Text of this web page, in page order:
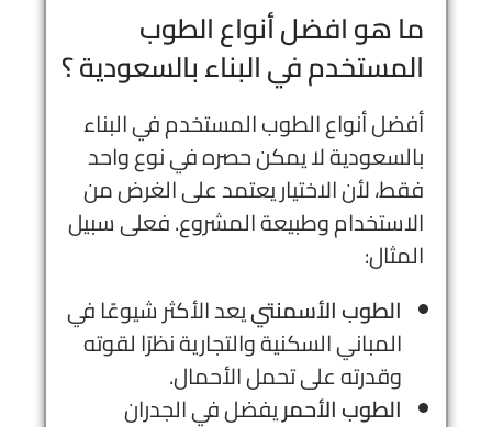
ما هو افضل أنواع الطوب
المستخدم في البناء بالسعودية ؟
أفضل أنواع الطوب المستخدم في البناء
بالسعودية لا يمكن حصره في نوع واحد
فقط، لأن الاختيار يعتمد على الغرض من
الاستخدام وطبيعة المشروع. فعلى سبيل
المثال:
الطوب الأسمنتييعد الأكثر شيوعًا في
المباني السكنية والتجارية نظرًا لقوته
وقدرته على تحمل الأحمال.
الطوب الأحمريفضل في الجدران